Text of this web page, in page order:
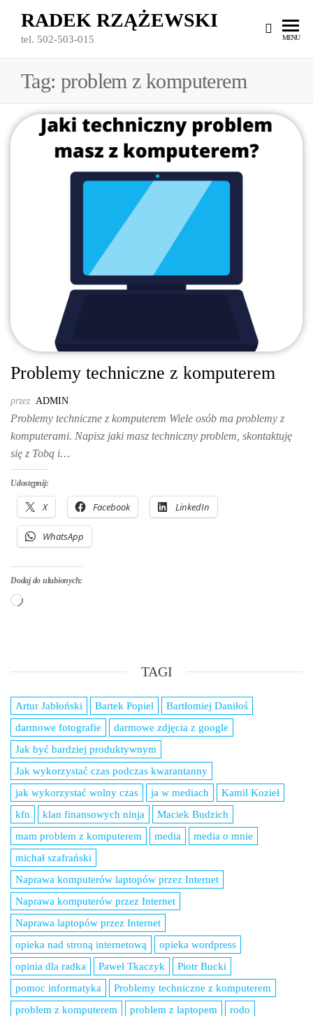
treści
RADEK RZĄŻEWSKI
tel. 502-503-015 MENU
Tag: problem z komputerem
Problemy techniczne z komputerem
przez ADMIN
Problemy techniczne z komputerem Wiele osób ma problemy z
komputerami. Napisz jaki masz techniczny problem, skontaktuję
się z Tobą i…
Udostępnij:
X Facebook LinkedIn
WhatsApp
Dodaj do ulubionych:
Wczytywanie…
TAGI
Artur Jabłoński Bartek Popiel
Bartłomiej Daniłoś
darmowe fotografie
darmowe zdjęcia z google
Jak być bardziej produktywnym
Jak wykorzystać czas podczas kwarantanny
jak wykorzystać wolny czas
ja w mediach
Kamil Kozieł
kfn
klan finansowych ninja
Maciek Budzich
mam problem z komputerem
media
media o mnie
michał szafrański
Naprawa komputerów laptopów przez Internet
Naprawa komputerów przez Internet
Naprawa laptopów przez Internet
opieka nad stroną internetową
opieka wordpress
opinia dla radka
Paweł Tkaczyk
Piotr Bucki
pomoc informatyka
Problemy techniczne z komputerem
problem z komputerem
problem z laptopem
rodo